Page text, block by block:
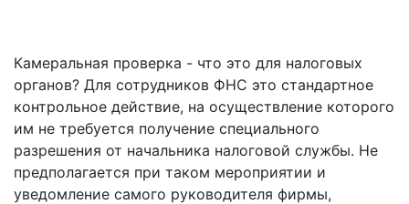
Камеральная проверка - что это для налоговых
органов? Для сотрудников ФНС это стандартное
контрольное действие, на осуществление которого
им не требуется получение специального
разрешения от начальника налоговой службы. Не
предполагается при таком мероприятии и
уведомление самого руководителя фирмы,